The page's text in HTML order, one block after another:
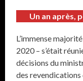
Un an après,
L’immense
2020 – s’était
décisions du
des revendications